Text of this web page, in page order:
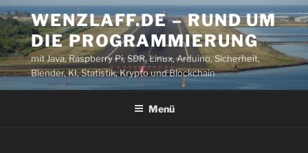
Zum
Inhalt
springen
WENZLAFF.DE – RUND UM
DIE PROGRAMMIERUNG
mit Java, Raspberry Pi, SDR, Linux, Arduino, Sicherheit,
Blender, KI, Statistik, Krypto und Blockchain
Menü